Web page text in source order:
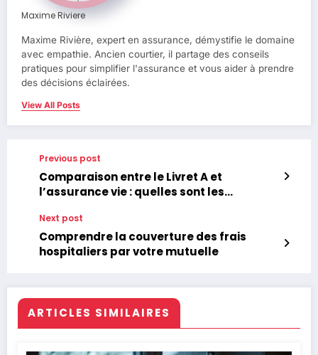
Maxime Riviere
Maxime Rivière, expert en assurance, démystifie le domaine
avec empathie. Ancien courtier, il partage des conseils
pratiques pour simplifier l'assurance et vous aider à prendre
des décisions éclairées.
View All Posts
Previous post
Comparaison entre le Livret A et
l’assurance vie : quelles sont les
votre épargne en 2024 ?
Next post
Comprendre la couverture des frais
hospitaliers par votre mutuelle
ARTICLES SIMILAIRES